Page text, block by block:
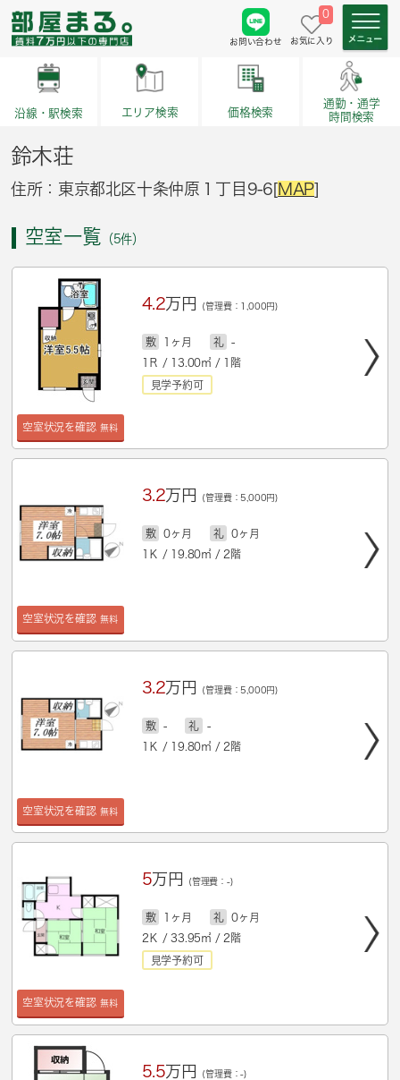
お問い合わせ
0
お気に入り
沿線・駅検索 エリア検索 価格検索
通勤・通学
時間検索
鈴木荘
住所：東京都北区十条仲原１丁目9-6[MAP]
空室一覧 （5件）
空室状況を確認 無料
4.2万円 (管理費：1,000円)
敷 1ヶ月 礼
-
1Ｒ / 13.00㎡ / 1階
見学予約可
空室状況を確認 無料
3.2 万円 (管理費：5,000円)
敷 0ヶ月 礼
0ヶ月
1Ｋ / 19.80㎡ / 2階
空室状況を確認 無料
3.2万円 (管理費：5,000円)
敷 - 礼
-
1Ｋ / 19.80㎡ / 2階
空室状況を確認 無料
5 万円 (管理費：-)
敷 1ヶ月 礼
0ヶ月
2Ｋ / 33.95㎡ / 2階
見学予約可
5.5万円 (管理費：-)